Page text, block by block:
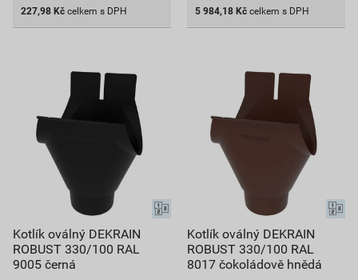
227,98 Kč celkem s DPH
5 984,18 Kč celkem s DPH
Kotlík oválný DEKRAIN
ROBUST 330/100 RAL
9005 černá
Kotlík oválný DEKRAIN
ROBUST 330/100 RAL
8017 čokoládově hnědá